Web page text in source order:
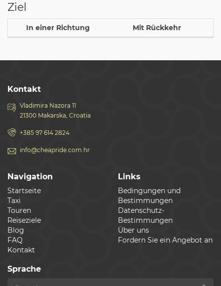
Ziel
In einer Richtung Mit Rückkehr
Kontakt
Vladimira Nazora 11
21300 Makarska, Croatia
+385 97 614 2824
info@cheapride.com.hr
Navigation
Startseite
Taxi
Touren
Reiseziele
Blog
FAQ
Kontakt
Links
Bedingungen und
Bestimmungen
Datenschutz-
Bestimmungen
Über uns
Fordern Sie ein Angebot an
Sprache